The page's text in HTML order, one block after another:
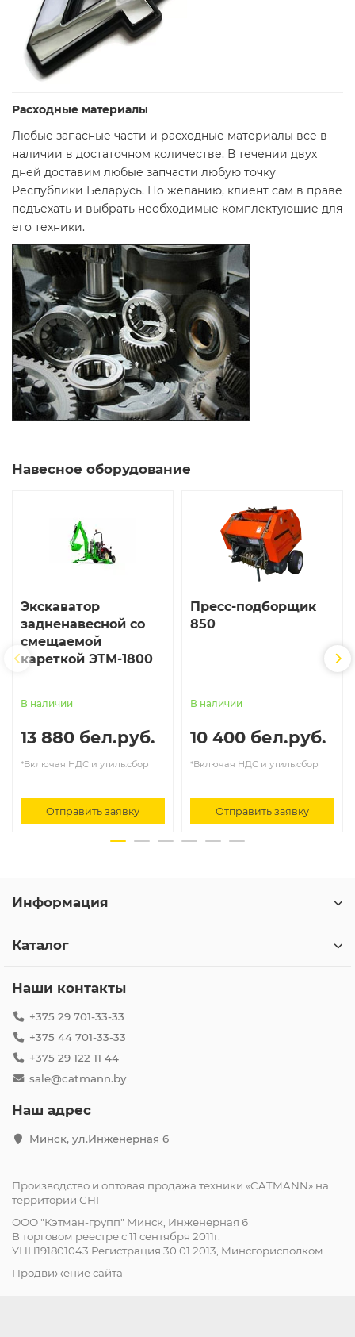
Расходные материалы
Любые запасные части и расходные материалы все в
наличии в достаточном количестве. В течении двух
дней доставим любые запчасти любую точку
Республики Беларусь. По желанию, клиент сам в праве
подъехать и выбрать необходимые комплектующие для
его техники.
Навесное оборудование
Экскаватор
задненавесной со
смещаемой
кареткой ЭТМ-1800
В наличии
13 880 бел.руб.
*Включая НДС и утиль.сбор
Отправить заявку
Пресс-подборщик
850
В наличии
10 400 бел.руб.
*Включая НДС и утиль.сбор
Отправить заявку
Информация
Каталог
Наши контакты
+375 29 701-33-33
+375 44 701-33-33
+375 29 122 11 44
sale@catmann.by
Наш адрес
Минск, ул.Инженерная 6
Производство и оптовая продажа техники «CATMANN» на
территории СНГ
ООО "Кэтман-групп" Минск, Инженерная 6
В торговом реестре с 11 сентября 2011г.
УНН191801043 Регистрация 30.01.2013, Минсгорисполком
Продвижение сайта